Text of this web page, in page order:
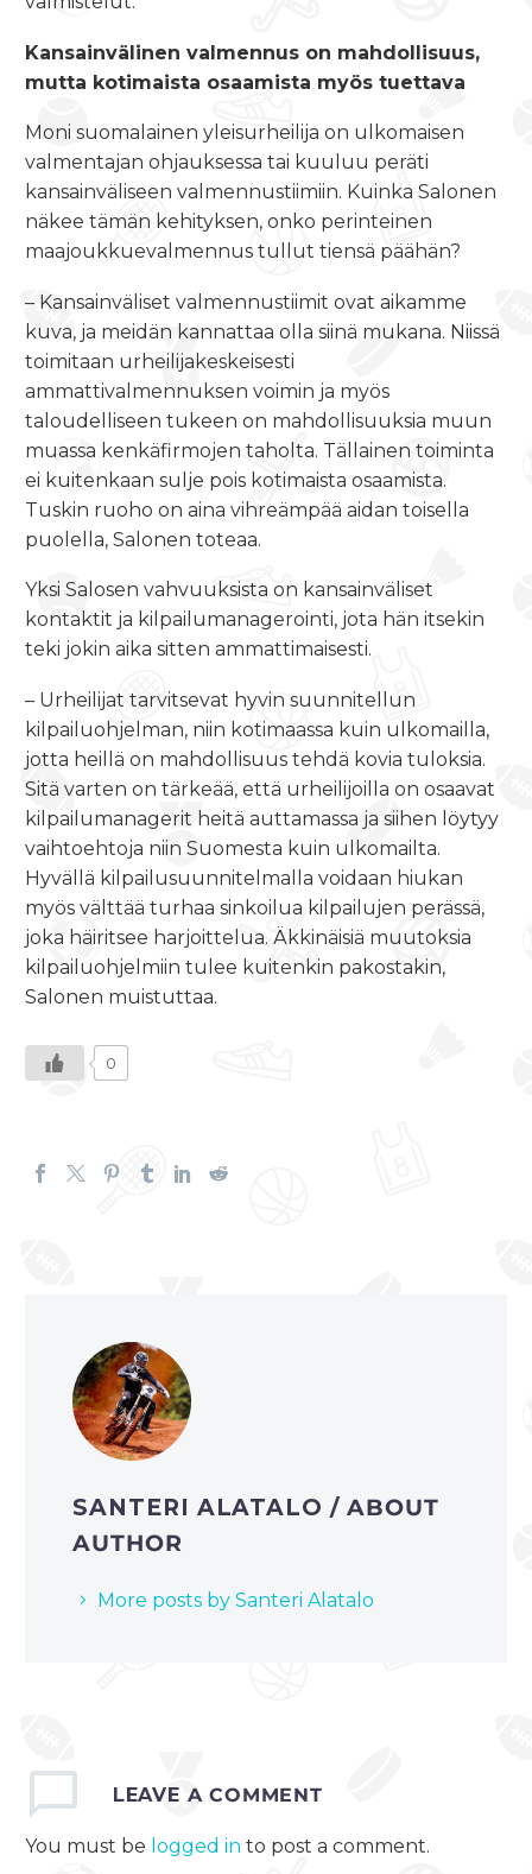
Kansainvälinen valmennus on mahdollisuus,
mutta kotimaista osaamista myös tuettava
Moni suomalainen yleisurheilija on ulkomaisen
valmentajan ohjauksessa tai kuuluu peräti
kansainväliseen valmennustiimiin. Kuinka Salonen
näkee tämän kehityksen, onko perinteinen
maajoukkuevalmennus tullut tiensä päähän?
– Kansainväliset valmennustiimit ovat aikamme
kuva, ja meidän kannattaa olla siinä mukana. Niissä
toimitaan urheilijakeskeisesti
ammattivalmennuksen voimin ja myös
taloudelliseen tukeen on mahdollisuuksia muun
muassa kenkäfirmojen taholta. Tällainen toiminta
ei kuitenkaan sulje pois kotimaista osaamista.
Tuskin ruoho on aina vihreämpää aidan toisella
puolella, Salonen toteaa.
Yksi Salosen vahvuuksista on kansainväliset
kontaktit ja kilpailumanagerointi, jota hän itsekin
teki jokin aika sitten ammattimaisesti.
– Urheilijat tarvitsevat hyvin suunnitellun
kilpailuohjelman, niin kotimaassa kuin ulkomailla,
jotta heillä on mahdollisuus tehdä kovia tuloksia.
Sitä varten on tärkeää, että urheilijoilla on osaavat
kilpailumanagerit heitä auttamassa ja siihen löytyy
vaihtoehtoja niin Suomesta kuin ulkomailta.
Hyvällä kilpailusuunnitelmalla voidaan hiukan
myös välttää turhaa sinkoilua kilpailujen perässä,
joka häiritsee harjoittelua. Äkkinäisiä muutoksia
kilpailuohjelmiin tulee kuitenkin pakostakin,
Salonen muistuttaa.
0
SANTERI ALATALO/ ABOUT
AUTHOR
More posts by Santeri Alatalo
LEAVE A COMMENT
You must be logged in to post a comment.